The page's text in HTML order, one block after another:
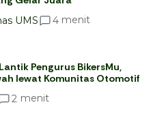
UMS
4 menit
Pengurus BikersMu,
lewat Komunitas Otomotif
2 menit